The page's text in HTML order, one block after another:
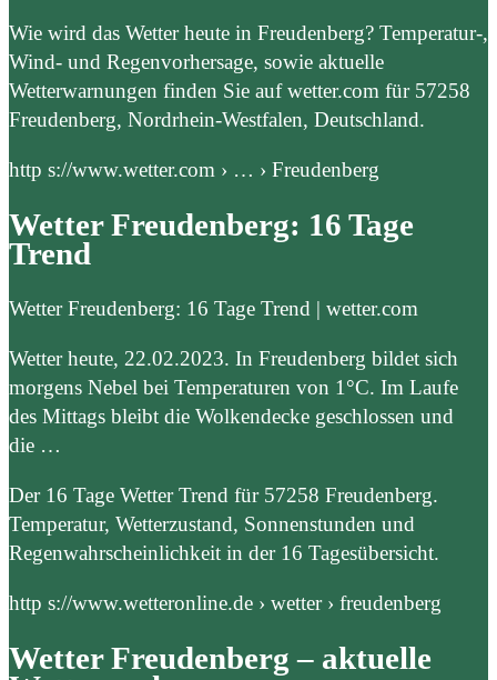
Wie wird das Wetter heute in Freudenberg? Temperatur-,
Wind- und Regenvorhersage, sowie aktuelle
Wetterwarnungen finden Sie auf wetter.com für 57258
Freudenberg, Nordrhein-Westfalen, Deutschland.
http s://www.wetter.com › … › Freudenberg
Wetter Freudenberg: 16 Tage
Trend
Wetter Freudenberg: 16 Tage Trend | wetter.com
Wetter heute, 22.02.2023. In Freudenberg bildet sich
morgens Nebel bei Temperaturen von 1°C. Im Laufe
des Mittags bleibt die Wolkendecke geschlossen und
die …
Der 16 Tage Wetter Trend für 57258 Freudenberg.
Temperatur, Wetterzustand, Sonnenstunden und
Regenwahrscheinlichkeit in der 16 Tagesübersicht.
http s://www.wetteronline.de › wetter › freudenberg
Wetter Freudenberg – aktuelle